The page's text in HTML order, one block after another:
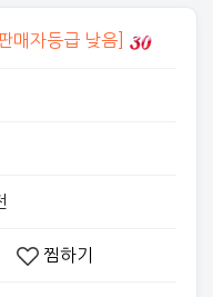
매자등급 낮음]
찜하기